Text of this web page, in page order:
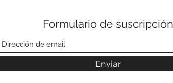
Formulario de suscripción
Enviar